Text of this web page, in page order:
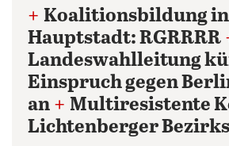
+ Koalitionsbildung
Hauptstadt: RGRRRR
Landeswahlleitung
Einspruch gegen
an + Multiresistente
Lichtenberger